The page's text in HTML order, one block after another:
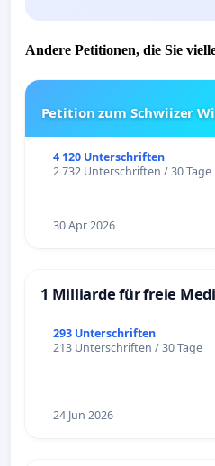
Andere Petitionen, die Sie
Petition zum Schwiizer
4 120 Unterschriften
2 732 Unterschriften / 30 Tage
30 Apr 2026
1 Milliarde für freie
293 Unterschriften
213 Unterschriften / 30 Tage
24 Jun 2026